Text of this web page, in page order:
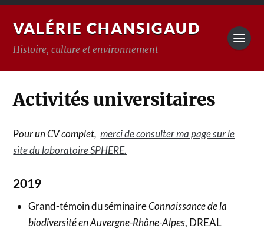
VALÉRIE CHANSIGAUD
Histoire, culture et environnement
Activités universitaires
Pour un CV complet,merci de consulter ma page sur le
site du laboratoire SPHERE.
2019
Grand-témoin du séminaireConnaissance de la
biodiversité en Auvergne-Rhône-Alpes, DREAL